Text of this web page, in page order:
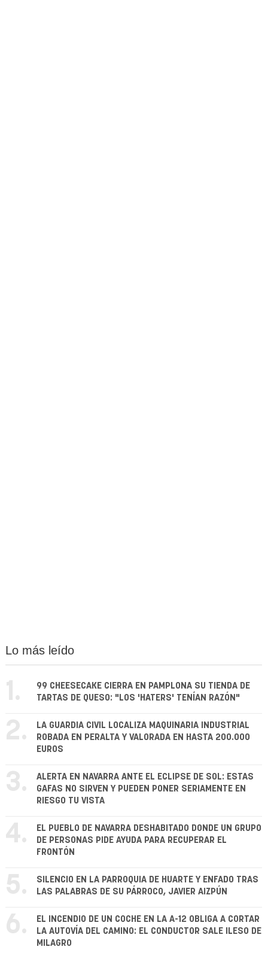
Lo más leído
1.
99 CHEESECAKE CIERRA EN PAMPLONA SU TIENDA DE
TARTAS DE QUESO: "LOS 'HATERS' TENÍAN RAZÓN"
2.
LA GUARDIA CIVIL LOCALIZA MAQUINARIA INDUSTRIAL
ROBADA EN PERALTA Y VALORADA EN HASTA 200.000
EUROS
3.
ALERTA EN NAVARRA ANTE EL ECLIPSE DE SOL: ESTAS
GAFAS NO SIRVEN Y PUEDEN PONER SERIAMENTE EN
RIESGO TU VISTA
4.
EL PUEBLO DE NAVARRA DESHABITADO DONDE UN GRUPO
DE PERSONAS PIDE AYUDA PARA RECUPERAR EL
FRONTÓN
5.
SILENCIO EN LA PARROQUIA DE HUARTE Y ENFADO TRAS
LAS PALABRAS DE SU PÁRROCO, JAVIER AIZPÚN
6.
EL INCENDIO DE UN COCHE EN LA A-12 OBLIGA A CORTAR
LA AUTOVÍA DEL CAMINO: EL CONDUCTOR SALE ILESO DE
MILAGRO